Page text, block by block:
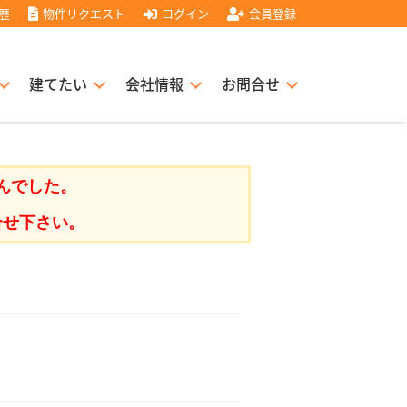
物件リクエスト ログイン 会員登録
建てたい 会社情報
経営理念
お問合せ
住宅販売協力店募集
した。
下さい。